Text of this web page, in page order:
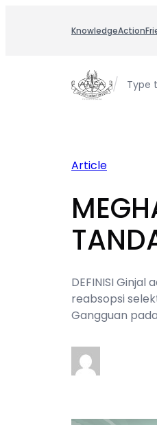
KnowledgeAction
/ Type
Article
DEFINISI
reabsopsi
Gangguan